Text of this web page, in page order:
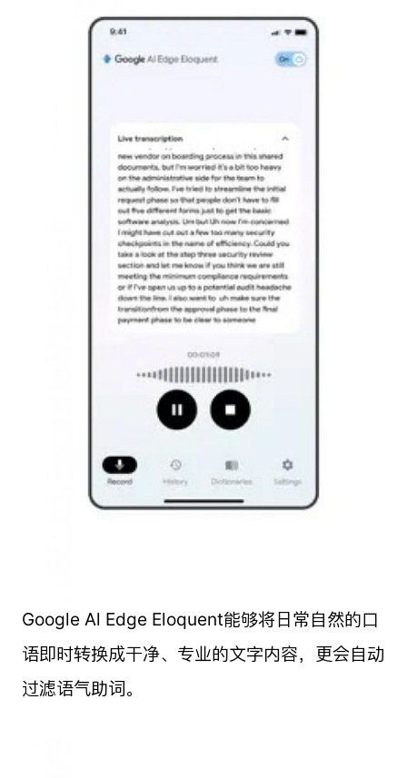
Google Al Edge Eloquent能够将日常自然的口
语即时转换成干净、专业的文字内容，更会自动
过滤语气助词。